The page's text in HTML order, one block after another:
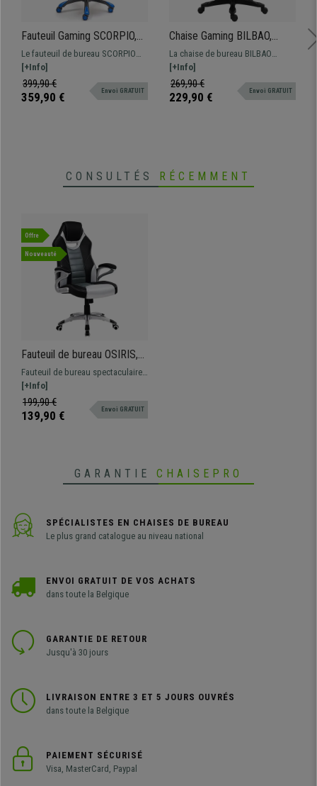
Fauteuil Gaming SCORPIO,
Mécanisme Synchrone,
Maille et Cuir, Noir et Bleu
Le fauteuil de bureau SCORPIO
est design, confortable et
ergonomique. Grande qualité de
fabrication pour une utilisation
[+Info]
399,90 €
359,90 € Envoi GRATUIT
Chaise Gaming BILBAO,
Repose-Pieds Extensible,
Maille et Tissu, Rouge et
Noir
La chaise de bureau BILBAO
présente un design sportif
exclusif, son confort est idéal
pour étudier, travailler ou bien
[+Info]
269,90 €
229,90 € Envoi GRATUIT
CONSULTÉS RÉCEMMENT
Offre
Nouveauté
Fauteuil de bureau OSIRIS,
Grand rembourrage, Design
sportif, Cuir, Noir et Gris et
Argenté
Fauteuil de bureau spectaculaire
au style sportif. Très commode
avec un épais rembourrage.
Revêtement en cuir synthétique et
[+Info]
199,90 €
139,90 € Envoi GRATUIT
GARANTIE CHAISEPRO
SPÉCIALISTES EN CHAISES DE BUREAU
Le plus grand catalogue au niveau national
ENVOI GRATUIT DE VOS ACHATS
dans toute la Belgique
GARANTIE DE RETOUR
Jusqu'à 30 jours
LIVRAISON ENTRE 3 ET 5 JOURS OUVRÉS
dans toute la Belgique
PAIEMENT SÉCURISÉ
Visa, MasterCard, Paypal